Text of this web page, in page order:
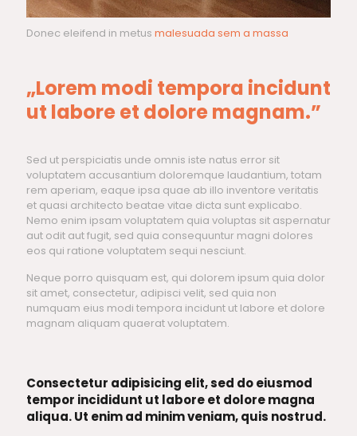
Donec eleifend in metus malesuada sem a massa
„Lorem modi tempora incidunt
ut labore et dolore magnam.”
Sed ut perspiciatis unde omnis iste natus error sit
voluptatem accusantium doloremque laudantium, totam
rem aperiam, eaque ipsa quae ab illo inventore veritatis
et quasi architecto beatae vitae dicta sunt explicabo.
Nemo enim ipsam voluptatem quia voluptas sit aspernatur
aut odit aut fugit, sed quia consequuntur magni dolores
eos qui ratione voluptatem sequi nesciunt.
Neque porro quisquam est, qui dolorem ipsum quia dolor
sit amet, consectetur, adipisci velit, sed quia non
numquam eius modi tempora incidunt ut labore et dolore
magnam aliquam quaerat voluptatem.
Consectetur adipisicing elit, sed do eiusmod
tempor incididunt ut labore et dolore magna
aliqua. Ut enim ad minim veniam, quis nostrud.